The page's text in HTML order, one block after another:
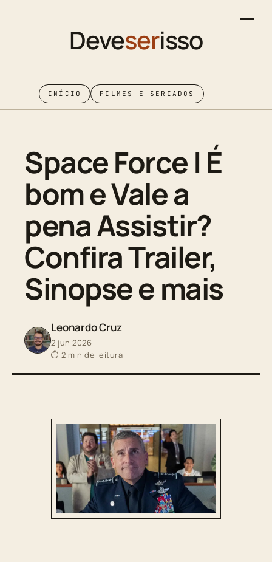
Deveserisso
INÍCIO FILMES E SERIADOS
Space Force | É
bom e Vale a
pena Assistir?
Confira Trailer,
Sinopse e mais
Leonardo Cruz
2 jun 2026
⏱ 2 min de leitura